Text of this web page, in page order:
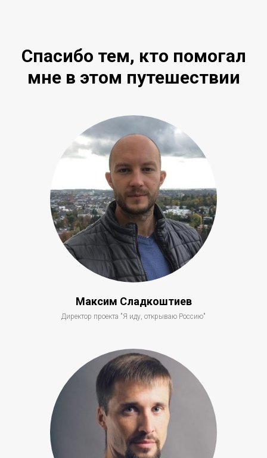
Спасибо тем, кто помогал
мне в этом путешествии
Максим Сладкоштиев
Директор проекта "Я иду, открываю Россию"